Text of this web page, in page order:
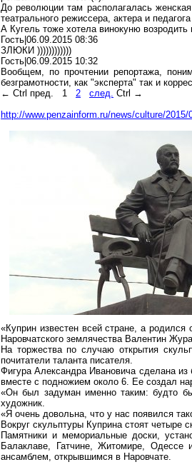
До революции там располагалась
театрального режиссера, актера и
А Кугель тоже хотела винокуню
Гость|06.09.2015 08:36
ЗЛЮКИ ))))))))))))
Гость|06.09.2015 10:32
Вообщем, по прочтении репортажа,
безграмотности, как "эксперта" так и
← Ctrl пред.
1 2 след. Ctrl →
http://www.penzainform.ru/news/culture/
«Куприн известен всей стране, а
Наровчатского землячества Валентин
На торжества по случаю открытия
почитатели таланта писателя.
Фигура Александра Ивановича сделана
вместе с подножием около 6. Ее создал
«Он был задуман именно таким: будто
художник.
«Я очень довольна, что у нас появился
Вокруг скульптуры Куприна стоят четыре
Памятники и мемориальные доски,
Балаклаве, Гатчине, Житомире, Одессе
ансамблем, открывшимся в Наровчате.